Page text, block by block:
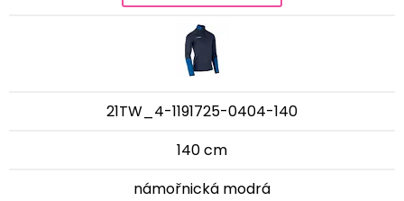
21TW_4-1191725-0404-140
140 cm
námořnická modrá